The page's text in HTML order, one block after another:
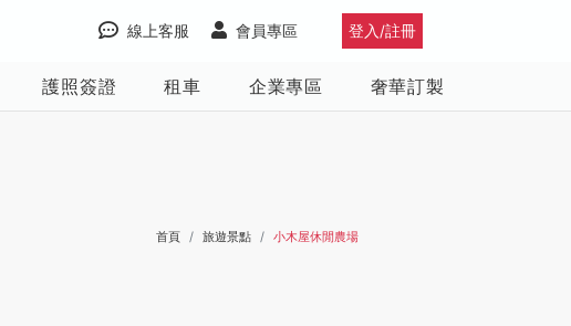
登入/註冊
會員專區
線上客服
護照簽證 租車 企業專區 奢華訂製
首頁 旅遊景點 小木屋休閒農場